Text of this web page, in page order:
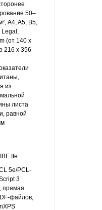
50–
A4, A5, B5,
Legal,
(от 140 x
216 x 356
из
листа
равной
IIe
5e/PCL-
3
прямая
файлов,